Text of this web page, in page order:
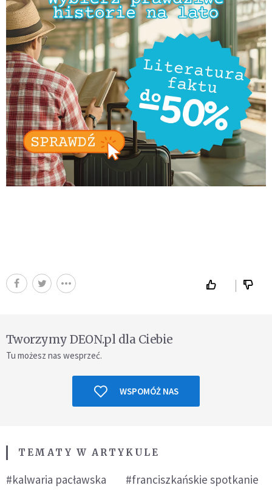
Tworzymy DEON.pl dla Ciebie
Tu możesz nas wesprzeć.
WSPOMÓŻ NAS
TEMATY W ARTYKULE
#kalwaria pacławska
#franciszkańskie spotkanie